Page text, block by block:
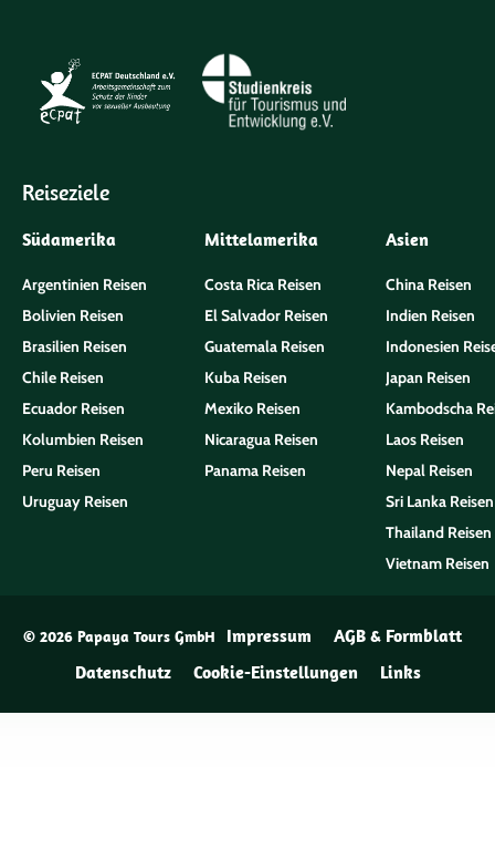
Reiseziele
Südamerika
Argentinien Reisen
Bolivien Reisen
Brasilien Reisen
Chile Reisen
Ecuador Reisen
Kolumbien Reisen
Peru Reisen
Uruguay Reisen
Mittelamerika
Costa Rica Reisen
El Salvador Reisen
Guatemala Reisen
Kuba Reisen
Mexiko Reisen
Nicaragua Reisen
Panama Reisen
Asien
China Reisen
Indien Reisen
Indonesien
Japan Reisen
Kambodscha
Laos Reisen
Nepal Reisen
Sri Lanka Reisen
Thailand Reisen
Vietnam Reisen
© 2026 Papaya Tours GmbH Impressum
AGB & Formblatt
Datenschutz
Cookie-Einstellungen Links